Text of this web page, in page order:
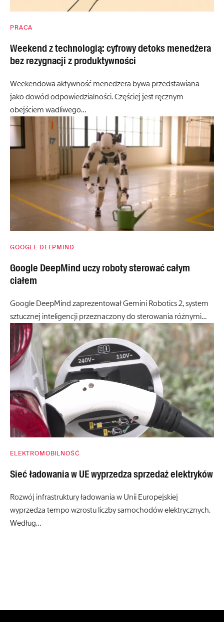
PRACA
Weekend z technologią: cyfrowy detoks menedżera
bez rezygnacji z produktywności
Weekendowa aktywność menedżera bywa przedstawiana
jako dowód odpowiedzialności. Częściej jest ręcznym
obejściem wadliwego…
GOOGLE DEEPMIND
Google DeepMind uczy roboty sterować całym
ciałem
Google DeepMind zaprezentował Gemini Robotics 2, system
sztucznej inteligencji przeznaczony do sterowania różnymi…
ELEKTROMOBILNOŚĆ
Sieć ładowania w UE wyprzedza sprzedaż elektryków
Rozwój infrastruktury ładowania w Unii Europejskiej
wyprzedza tempo wzrostu liczby samochodów elektrycznych.
Według…